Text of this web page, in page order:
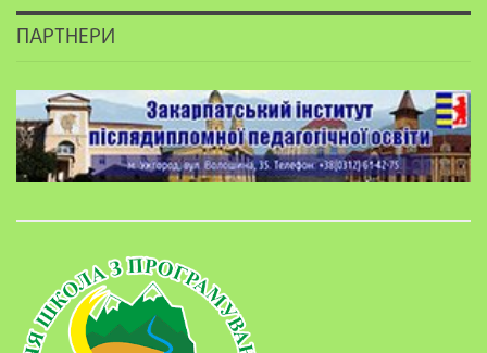
ПАРТНЕРИ